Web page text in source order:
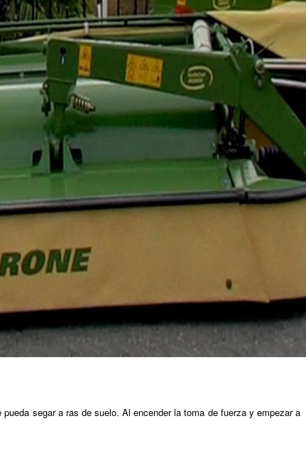
segar a ras de suelo. Al encender la toma de fuerza y empezar a